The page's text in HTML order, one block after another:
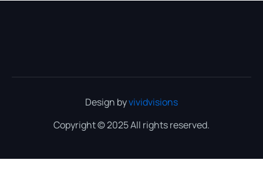
Design byvividvisions
Copyright © 2025 All rights reserved.